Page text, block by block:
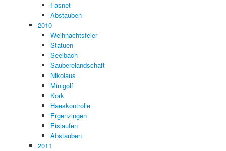
Fasnet
Abstauben
2010
Weihnachtsfeier
Statuen
Seelbach
Sauberelandschaft
Nikolaus
Minigolf
Kork
Haeskontrolle
Ergenzingen
Eislaufen
Abstauben
2011